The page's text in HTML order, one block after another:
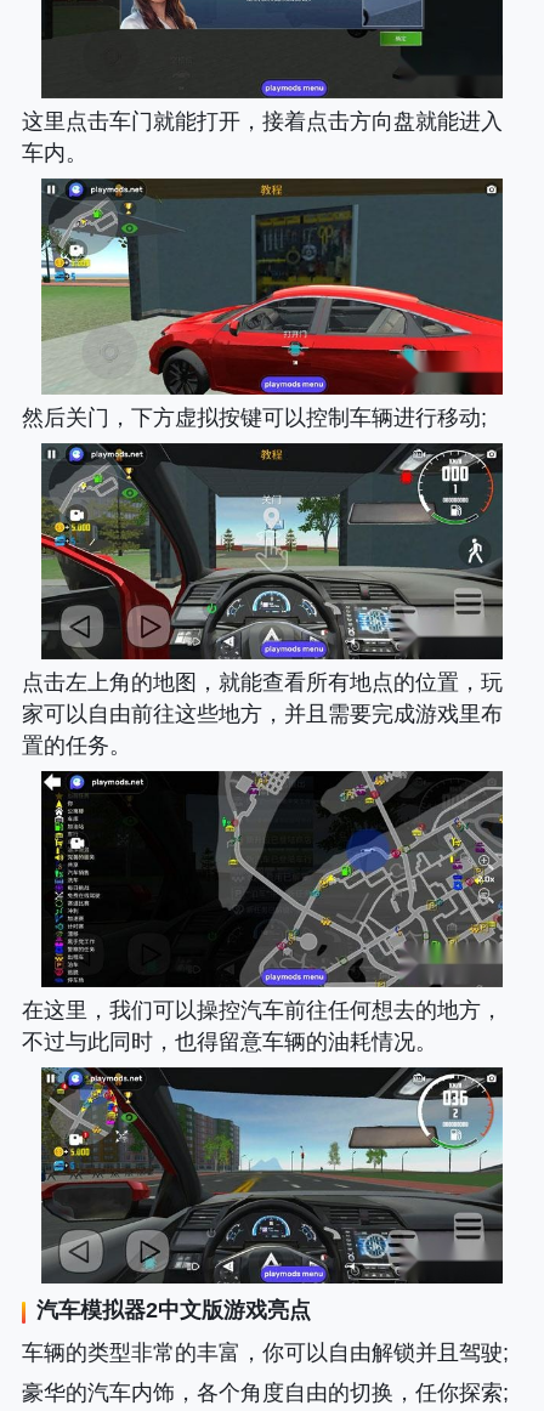
这里点击车门就能打开，接着点击方向盘就能进入
车内。
然后关门，下方虚拟按键可以控制车辆进行移动;
点击左上角的地图，就能查看所有地点的位置，玩
家可以自由前往这些地方，并且需要完成游戏里布
置的任务。
在这里，我们可以操控汽车前往任何想去的地方，
不过与此同时，也得留意车辆的油耗情况。
汽车模拟器2中文版游戏亮点
车辆的类型非常的丰富，你可以自由解锁并且驾驶;
豪华的汽车内饰，各个角度自由的切换，任你探索;